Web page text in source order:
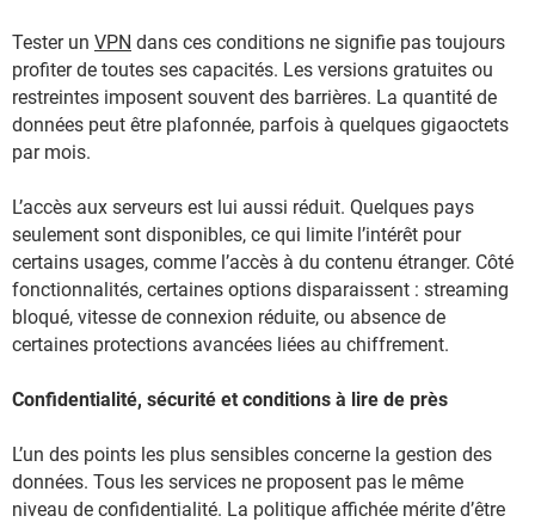
Tester un VPN dans ces conditions ne signifie pas toujours
profiter de toutes ses capacités. Les versions gratuites ou
restreintes imposent souvent des barrières. La quantité de
données peut être plafonnée, parfois à quelques gigaoctets
par mois.
L’accès aux serveurs est lui aussi réduit. Quelques pays
seulement sont disponibles, ce qui limite l’intérêt pour
certains usages, comme l’accès à du contenu étranger. Côté
fonctionnalités, certaines options disparaissent : streaming
bloqué, vitesse de connexion réduite, ou absence de
certaines protections avancées liées au chiffrement.
Confidentialité, sécurité et conditions à lire de près
L’un des points les plus sensibles concerne la gestion des
données. Tous les services ne proposent pas le même
niveau de confidentialité. La politique affichée mérite d’être